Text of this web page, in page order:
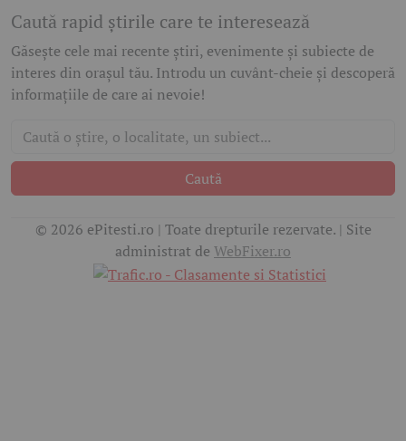
Caută rapid știrile care te interesează
Găsește cele mai recente știri, evenimente și subiecte de
interes din orașul tău. Introdu un cuvânt-cheie și descoperă
informațiile de care ai nevoie!
Caută
© 2026 ePitesti.ro | Toate drepturile rezervate. | Site
administrat de WebFixer.ro